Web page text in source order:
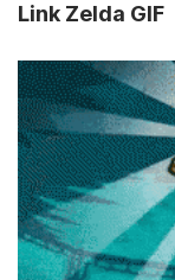
Link Zelda GIF